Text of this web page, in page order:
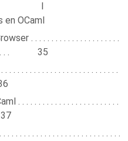
en OCaml
. . . . . . . . . . . . . . . . . . . . . .
. . . . . . . 35
. . . . . . . . . . . . . . . . . . . . . . . .
. . . . . . . . . . . . . . . . . . . . . . . .
37
. . . . . . . . . . . . . . . . . . . . . . . . .